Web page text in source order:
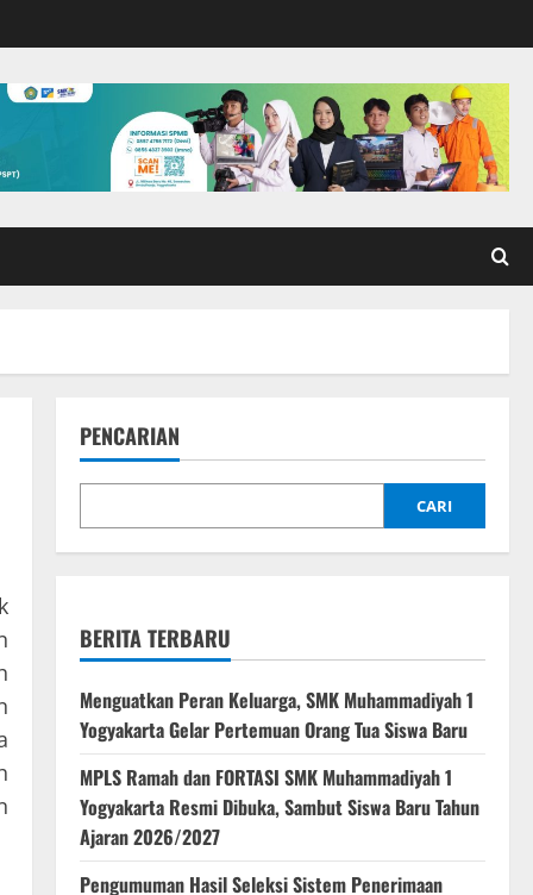
PENCARIAN
CARI
BERITA TERBARU
Menguatkan Peran Keluarga, SMK Muhammadiyah 1
Yogyakarta Gelar Pertemuan Orang Tua Siswa Baru
MPLS Ramah dan FORTASI SMK Muhammadiyah 1
Yogyakarta Resmi Dibuka, Sambut Siswa Baru Tahun
Ajaran 2026/2027
Pengumuman Hasil Seleksi Sistem Penerimaan